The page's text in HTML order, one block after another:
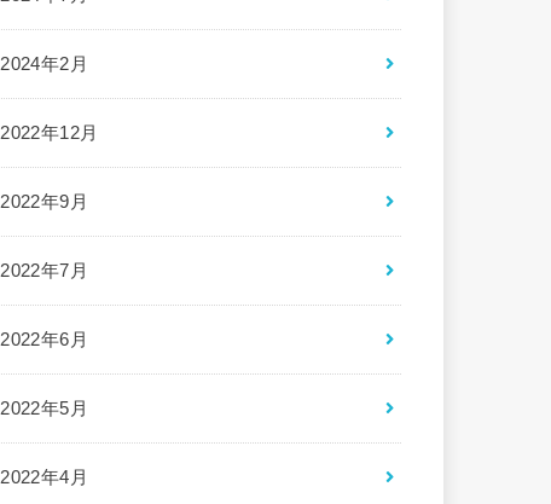
2024年2月
2022年12月
2022年9月
2022年7月
2022年6月
2022年5月
2022年4月